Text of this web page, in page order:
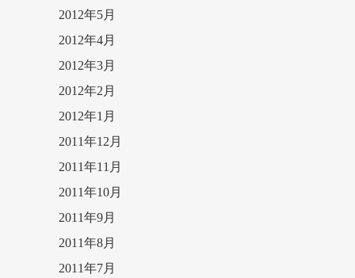
2012年5月
2012年4月
2012年3月
2012年2月
2012年1月
2011年12月
2011年11月
2011年10月
2011年9月
2011年8月
2011年7月